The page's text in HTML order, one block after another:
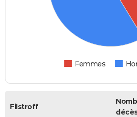
Femmes
Filstroff